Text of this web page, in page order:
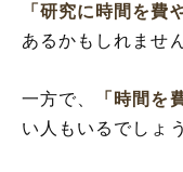
「研究に時間を費
あるかもしれません
一方で、 「時間を
い人もいるでしょう